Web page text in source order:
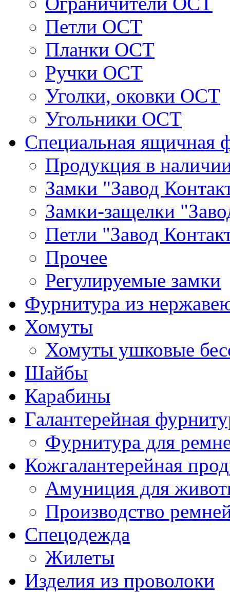
Петли ОСТ
Планки ОСТ
Ручки ОСТ
Уголки, оковки ОСТ
Угольники ОСТ
Специальная ящичная
Продукция в
Замки "Завод
Замки-защелки
Петли "Завод
Прочее
Регулируемые замки
Фурнитура из
Хомуты
Хомуты ушковые
Шайбы
Карабины
Галантерейная
Фурнитура для
Кожгалантерейная
Амуниция для
Производство
Спецодежда
Жилеты
Изделия из проволоки